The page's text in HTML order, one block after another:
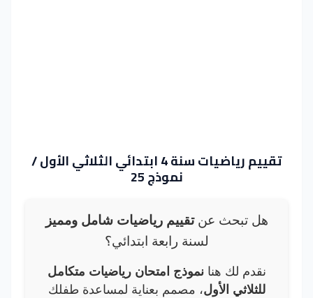
تقييم رياضيات سنة 4 ابتدائي الثلاثي الأول /
نموذج 25
هل تبحث عنتقييم رياضيات شامل ومميز
لسنة رابعة ابتدائي؟
نقدم لك هنانموذج امتحان رياضيات متكامل
للثلاثي الأول، مصمم بعناية لمساعدة طفلك